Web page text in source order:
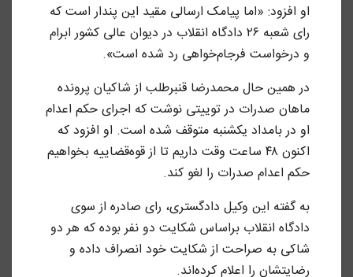
او افزود: «اما پیامک ارسالی مقید این پندار است که
رای شعبه ۲۶ دادگاه انقلاب در دیوان عالی کشور ابرام
و درخواست فرجام‌خواهی رد شده است».
در همین حال محمدرضا قنبر‌طلب از شاکیان پرونده
ماهان صدرات در توییتی نوشت که اجرای حکم اعدام
او در بامداد یکشنبه متوقف شده است. او افزود که
اکنون ۴۸ ساعت وقت داریم تا از قوه‌قضاییه بخواهیم
حکم اعدام صدرات را لغو کند.
به گفته این وکیل دادگستری، رای صادره از سوی
دادگاه انقلاب براساس شکایت دو نفر بوده که هر دو
شاکی به صراحت از شکایت خود انصراف داده و
رضایتشان را اعلام کرده‌اند.